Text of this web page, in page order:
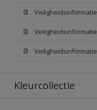
Kleurcollectie